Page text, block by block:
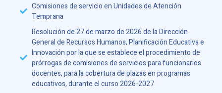
Comisiones de servicio en Unidades de Atención
Temprana
Resolución de 27 de marzo de 2026 de la Dirección
General de Recursos Humanos, Planificación Educativa e
Innovación por la que se establece el procedimiento de
prórrogas de comisiones de servicios para funcionarios
docentes, para la cobertura de plazas en programas
educativos, durante el curso 2026-2027